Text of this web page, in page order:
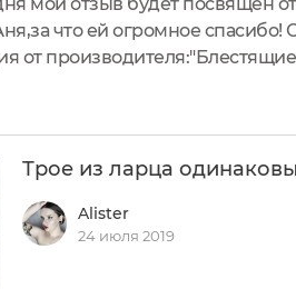
что ей огромное
от
Трое из ларца
Alister
24 июля 2019